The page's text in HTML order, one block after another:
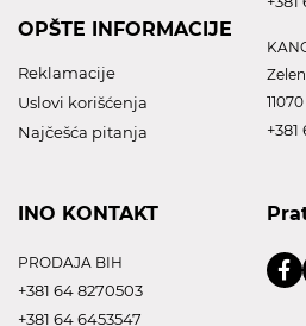
OPŠTE INFORMACIJE
Reklamacije
Uslovi korišćenja
Najčešća pitanja
+381
INO KONTAKT
PRODAJA BIH
+381 64 8270503
+381 64 6453547